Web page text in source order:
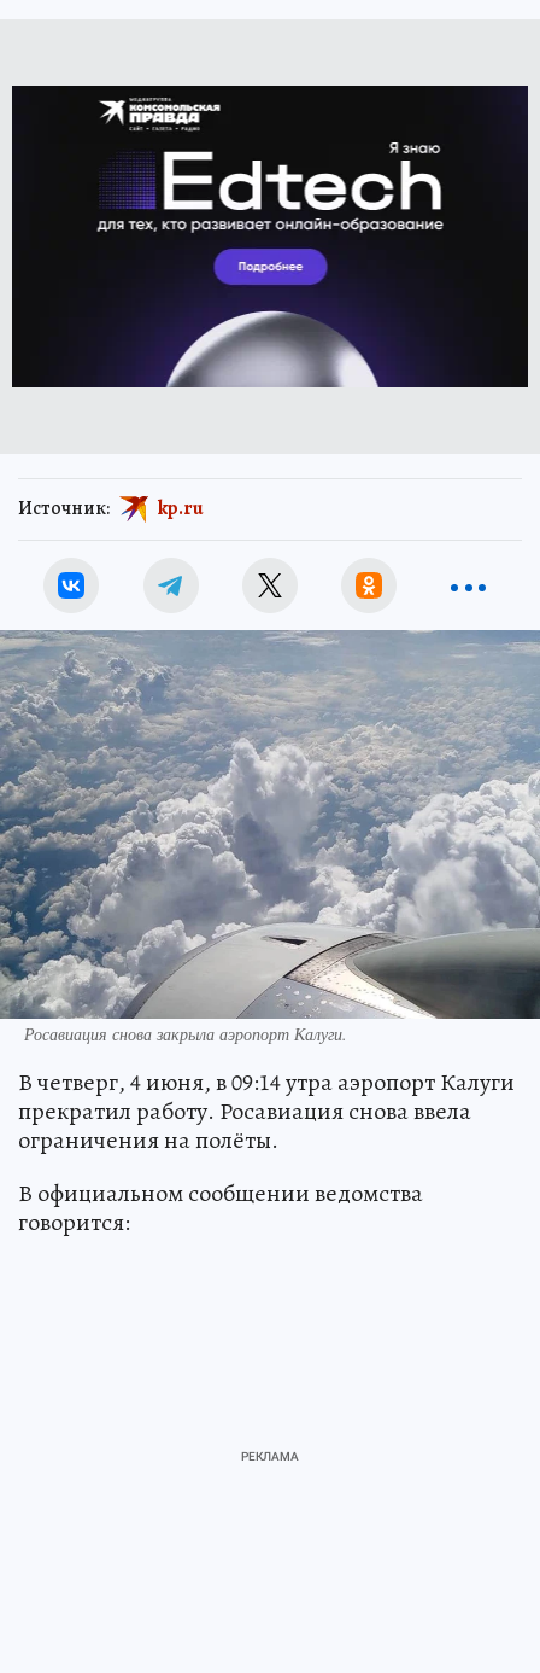
Источник: kp.ru
Росавиация снова закрыла аэропорт Калуги.
В четверг, 4 июня, в 09:14 утра аэропорт Калуги
прекратил работу. Росавиация снова ввела
ограничения на полёты.
В официальном сообщении ведомства
говорится: